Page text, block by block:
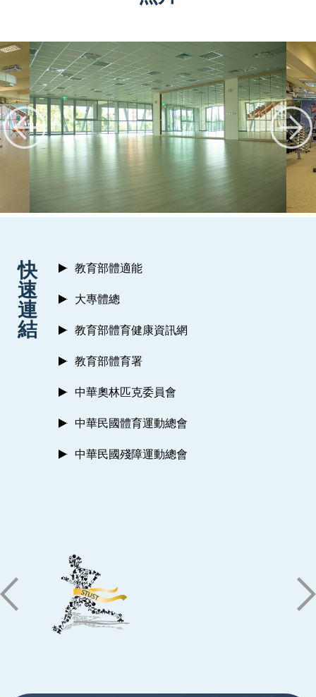
快
速
連
結
教育部體適能
大專體總
教育部體育健康資訊網
教育部體育署
中華奧林匹克委員會
中華民國體育運動總會
中華民國殘障運動總會